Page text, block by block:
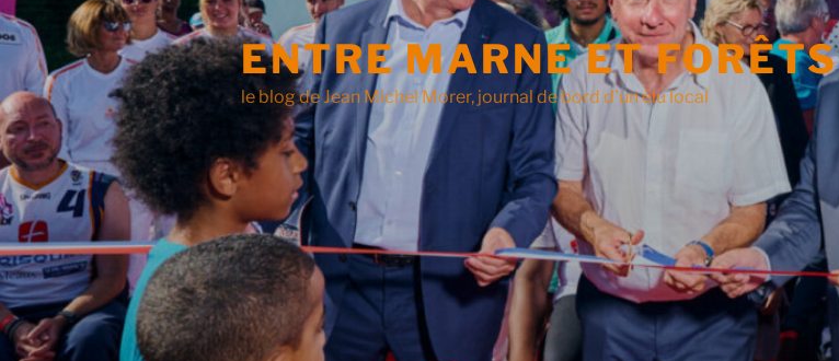
ENTRE MARNE ET FORÊTS
le blog de Jean Michel Morer, journal de bord d'un élu local